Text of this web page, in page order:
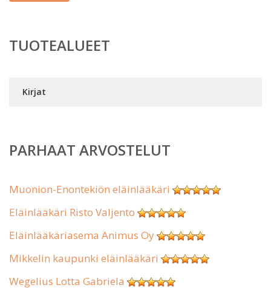
TUOTEALUEET
Kirjat
PARHAAT ARVOSTELUT
Muonion-Enontekiön eläinlääkäri
Eläinlääkäri Risto Valjento
Eläinlääkäriasema Animus Oy
Mikkelin kaupunki eläinlääkäri
Wegelius Lotta Gabriela